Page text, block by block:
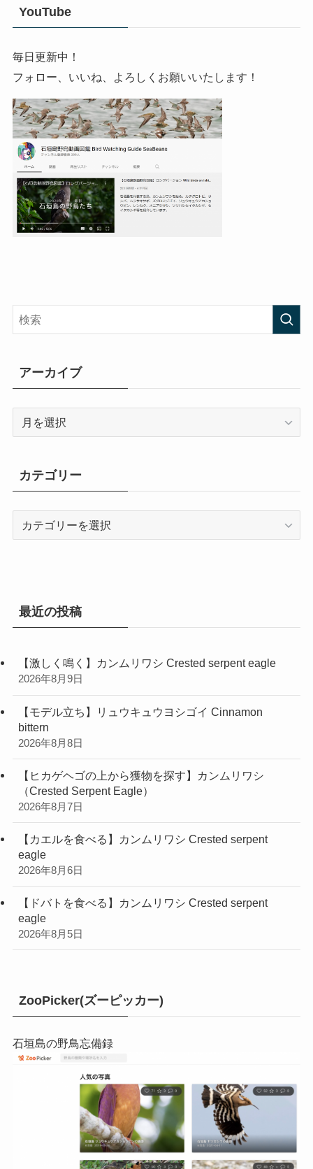
YouTube
毎日更新中！
フォロー、いいね、よろしくお願いいたします！
アーカイブ
ブ
カテゴリー
最近の投稿
【激しく鳴く】カンムリワシ Crested serpent eagle
2026年8月9日
【モデル立ち】リュウキュウヨシゴイ Cinnamon
bittern
2026年8月8日
【ヒカゲヘゴの上から獲物を探す】カンムリワシ
（Crested Serpent Eagle）
2026年8月7日
【カエルを食べる】カンムリワシ Crested serpent
eagle
2026年8月6日
【ドバトを食べる】カンムリワシ Crested serpent
eagle
2026年8月5日
ZooPicker(ズーピッカー)
石垣島の野鳥忘備録